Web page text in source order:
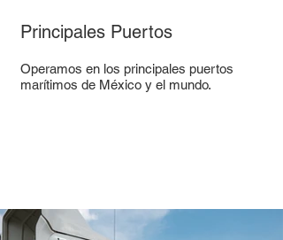
Principales Puertos
Operamos en los principales puertos
marítimos de México y el mundo.